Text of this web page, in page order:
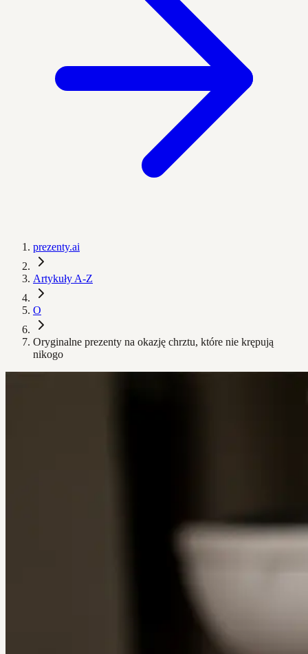
prezenty.ai
Artykuły A-Z
O
Oryginalne prezenty na okazję chrztu, które nie krępują
nikogo